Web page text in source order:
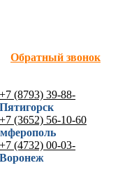
Обратный звонок
+7 (8793) 39-88-
Пятигорск
+7 (3652) 56-10-60
+7 (4732) 00-03-
Воронеж